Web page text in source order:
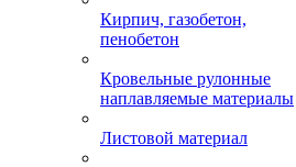
Кирпич, газобетон,
пенобетон
Кровельные рулонные
наплавляемые материалы
Листовой материал